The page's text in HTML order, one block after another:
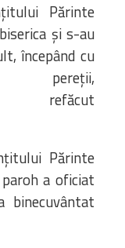
Părinte
și s-au
începând cu
pereții,
a refăcut
Părinte
a oficiat
binecuvântat